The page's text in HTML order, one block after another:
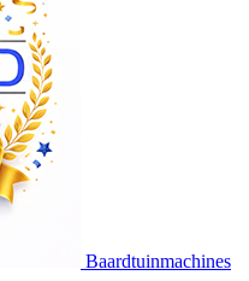
Baardtuinmachines